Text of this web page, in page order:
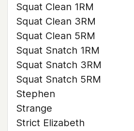
Squat Clean 1RM
Squat Clean 3RM
Squat Clean 5RM
Squat Snatch 1RM
Squat Snatch 3RM
Squat Snatch 5RM
Stephen
Strange
Strict Elizabeth